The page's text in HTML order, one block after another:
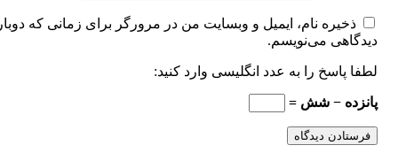
ذخیره نام، ایمیل و وبسایت من در مرورگر برای زمانی که
دیدگاهی می‌نویسم.
لطفا پاسخ را به عدد انگلیسی وارد کنید:
پانزده − شش =